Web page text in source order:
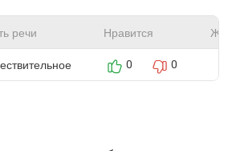
речи Нравится
0 0